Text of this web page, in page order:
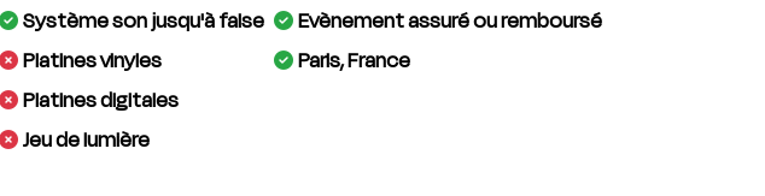
Système son jusqu'à false
Platines vinyles
Platines digitales
Jeu de lumière
Evènement assuré ou remboursé
Paris, France